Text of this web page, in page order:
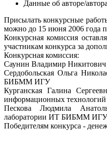
Данные об авторе/
Присылать конкурсные
можно до 15 июня 2006 года
Конкурсная комиссия
участникам конкурса за
Конкурсная комиссия:
Саунин Владимир
Сердобольская Ольга
БИБММ ИГУ
Курганская Галина
информационных
Пескова Людмила
лаборатории ИТ БИБММ ИГУ
Победителям конкурса -